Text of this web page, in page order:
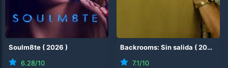
Soulm8te (2026 )
6.28/10
Backrooms: Sin salida (2026
7.1/10